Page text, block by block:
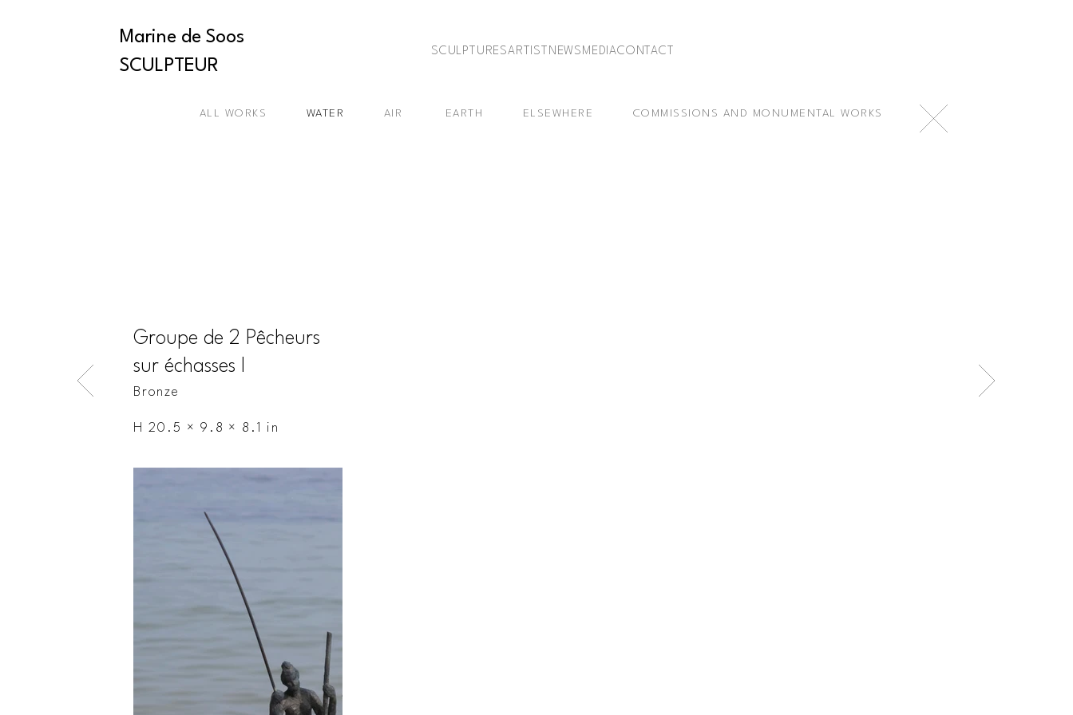
Marine de Soos
SCULPTEUR
SCULPTURESARTIST NEWS MEDIACONTACT
Groupe de 2 Pêcheurs
sur échasses I
Bronze
H 20.5 × 9.8 × 8.1 in
ALL WORKS WATER AIR EARTH ELSEWHERE COMMISSIONS AND MONUMENTAL WORKS